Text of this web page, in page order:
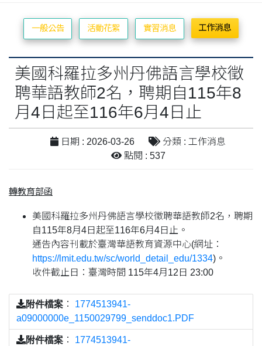
一般公告 活動花絮 實習消息 工作消息
美國科羅拉多州丹佛語言學校徵
聘華語教師2名，聘期自115年8
月4日起至116年6月4日止
日期 : 2026-03-26
分類 : 工作消息
點閱 : 537
轉教育部函
美國科羅拉多州丹佛語言學校徵聘華語教師2名，聘期
自115年8月4日起至116年6月4日止。
通告內容刊載於臺灣華語教育資源中心(網址：
https://lmit.edu.tw/sc/world_detail_edu/1334)。
收件截止日：臺灣時間 115年4月12日 23:00
附件檔案 ： 1774513941-
a09000000e_1150029799_senddoc1.PDF
附件檔案 ： 1774513941-